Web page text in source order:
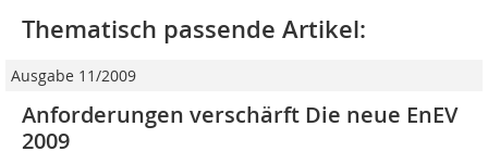
Thematisch passende Artikel:
Ausgabe 11/2009
Anforderungen verschärft Die neue EnEV
2009